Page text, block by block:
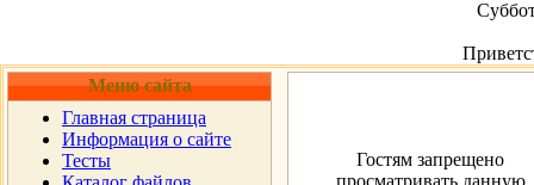
Меню сайта
Главная страница
Информация о сайте
Тесты
Гостям запрещено
просматривать данную